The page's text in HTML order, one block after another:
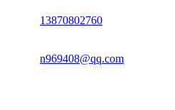
13870802760
n969408@qq.com